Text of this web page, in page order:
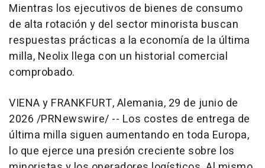
Mientras los ejecutivos de bienes de consumo
de alta rotación y del sector minorista buscan
respuestas prácticas a la economía de la última
milla, Neolix llega con un historial comercial
comprobado.
VIENA y FRANKFURT, Alemania, 29 de junio de
2026 /PRNewswire/ -- Los costes de entrega de
última milla siguen aumentando en toda Europa,
lo que ejerce una presión creciente sobre los